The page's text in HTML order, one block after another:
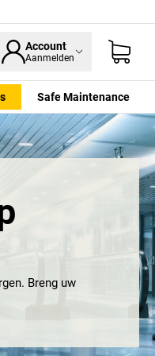
Account
Aanmelden
Safe Maintenance
Breng uw
jaar innovatie ligt
oplossingen